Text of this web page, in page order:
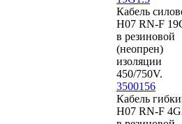
Кабель
H07 RN-F
в резиновой
(неопрен)
изоляции
450/750V.
3500156
Кабель
H07 RN-F